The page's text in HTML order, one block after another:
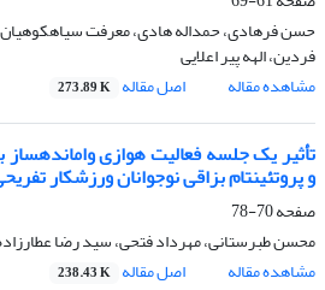
حسن فرهادی، حمداله هادی، معرفت
فردین، الهه پیر اعلایی
مشاهده مقاله
اصل مقاله 273.89 K
و پروتئین‏تام بزاقی نوجوانان ورزشکار
صفحه70-78
محسن طبرستانی، مهرداد فتحی، سید رضا
مشاهده مقاله
اصل مقاله 238.43 K